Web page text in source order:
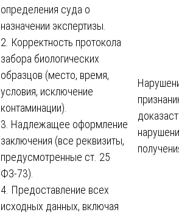
определения суда о
назначении экспертизы.
2. Корректность протокола
забора биологических
образцов (место, время,
условия, исключение
контаминации).
3. Надлежащее оформление
заключения (все реквизиты,
предусмотренные ст. 25
ФЗ-73).
4. Предоставление всех
исходных данных, включая